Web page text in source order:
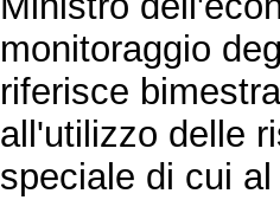
monitoraggio
riferisce
all'utilizzo delle
speciale di cui